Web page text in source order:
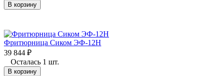
В корзину
Фритюрница Сиком ЭФ-12Н
39 844 ₽
Осталась 1 шт.
В корзину